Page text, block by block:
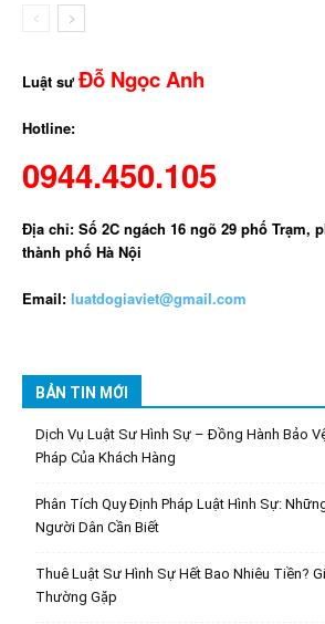
Luật sưĐỗ Ngọc Anh
Hotline:
0944.450.105
Địa chỉ: Số 2C ngách 16 ngõ 29 phố Trạm,
thành phố Hà Nội
Email: luatdogiaviet@gmail.com
BẢN TIN MỚI
Dịch Vụ Luật Sư Hình Sự – Đồng Hành Bảo
Pháp Của Khách Hàng
Phân Tích Quy Định Pháp Luật Hình Sự:
Người Dân Cần Biết
Thuê Luật Sư Hình Sự Hết Bao Nhiêu Tiền?
Thường Gặp